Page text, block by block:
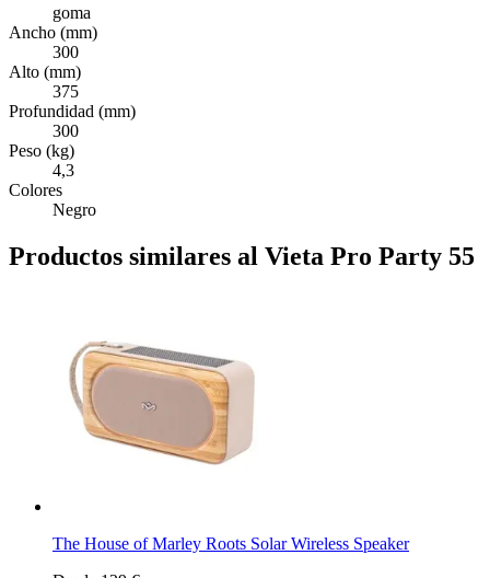
goma
Ancho (mm)
300
Alto (mm)
375
Profundidad (mm)
300
Peso (kg)
4,3
Colores
Negro
Productos similares al Vieta Pro Party 55
The House of Marley Roots Solar Wireless Speaker